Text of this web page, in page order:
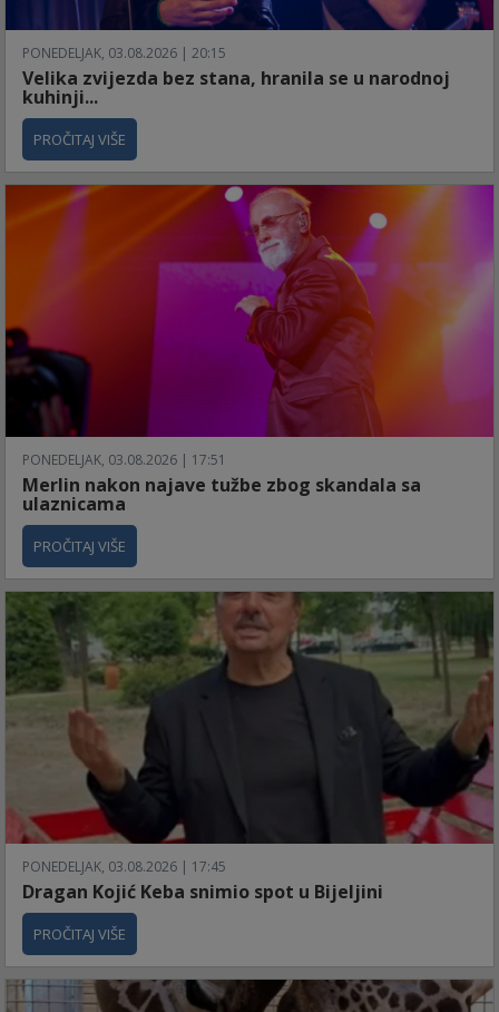
PONEDELJAK, 03.08.2026 | 20:15
Velika zvijezda bez stana, hranila se u narodnoj
kuhinji...
PROČITAJ VIŠE
PONEDELJAK, 03.08.2026 | 17:51
Merlin nakon najave tužbe zbog skandala sa
ulaznicama
PROČITAJ VIŠE
PONEDELJAK, 03.08.2026 | 17:45
Dragan Kojić Keba snimio spot u Bijeljini
PROČITAJ VIŠE